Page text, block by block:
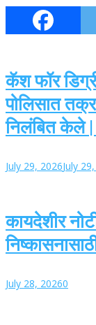
कॅश फॉर
पोलिसात
निलंबित केले |
July 29, 2026July
कायदेशीर
July 28, 20260